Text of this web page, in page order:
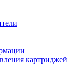
картриджей